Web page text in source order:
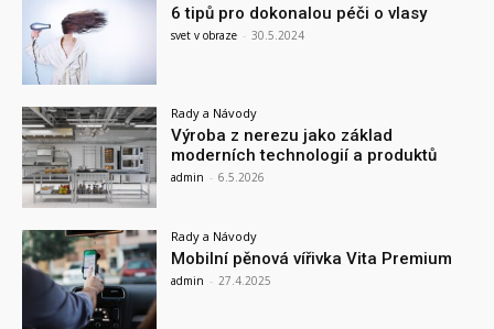
6 tipů pro dokonalou péči o vlasy
svet v obraze - 30.5.2024
Rady a Návody
Výroba z nerezu jako základ
moderních technologií a produktů
admin - 6.5.2026
Rady a Návody
Mobilní pěnová vířivka Vita Premium
admin - 27.4.2025